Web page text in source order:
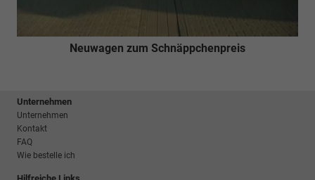
Neuwagen zum Schnäppchenpreis
Unternehmen
Unternehmen
Kontakt
FAQ
Wie bestelle ich